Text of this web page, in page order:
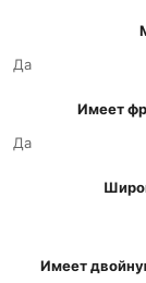
Да
Имеет
Да
Имеет